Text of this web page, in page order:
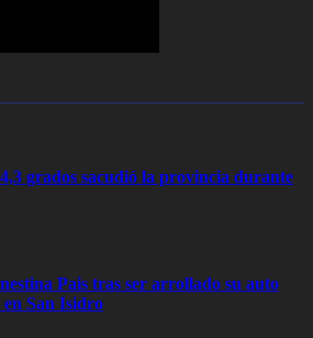
grados sacudió la provincia durante
Pais tras ser arrollado su auto
San Isidro